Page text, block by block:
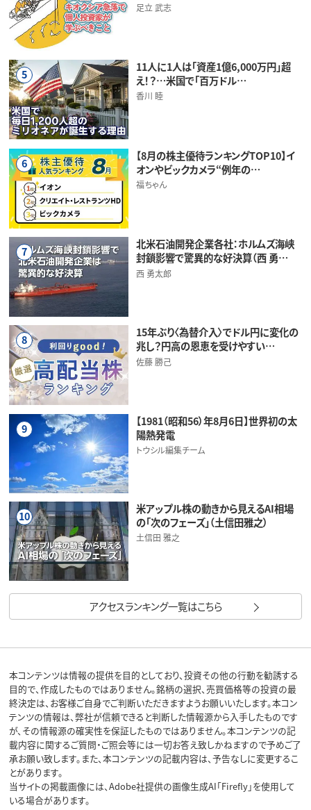
足立 武志
5
11人に1人は「資産1億6,000万円」超
え！？…米国で「百万ドル…
香川 睦
6
【8月の株主優待ランキングTOP10】イ
オンやビックカメラ“例年の…
福ちゃん
7
北米石油開発企業各社：ホルムズ海峡
封鎖影響で驚異的な好決算（西 勇…
西 勇太郎
8
15年ぶり〈為替介入〉でドル円に変化の
兆し？円高の恩恵を受けやすい…
佐藤 勝己
9
【1981（昭和56）年8月6日】世界初の太
陽熱発電
トウシル編集チーム
10
米アップル株の動きから見えるAI相場
の「次のフェーズ」（土信田雅之）
土信田 雅之
アクセスランキング一覧はこちら
本コンテンツは情報の提供を目的としており、投資その他の行動を勧誘する
目的で、作成したものではありません。銘柄の選択、売買価格等の投資の最
終決定は、お客様ご自身でご判断いただきますようお願いいたします。本コン
テンツの情報は、弊社が信頼できると判断した情報源から入手したものです
が、その情報源の確実性を保証したものではありません。本コンテンツの記
載内容に関するご質問・ご照会等には一切お答え致しかねますので予めご了
承お願い致します。また、本コンテンツの記載内容は、予告なしに変更するこ
とがあります。
当サイトの掲載画像には、Adobe社提供の画像生成AI「Firefly」を使用して
いる場合があります。